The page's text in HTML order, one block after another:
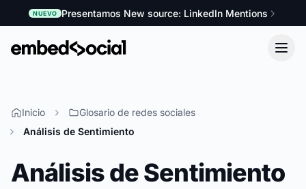
NUEVO Presentamos New source: LinkedIn Mentions
Inicio
Glosario de redes sociales
Análisis de Sentimiento
Análisis de Sentimiento